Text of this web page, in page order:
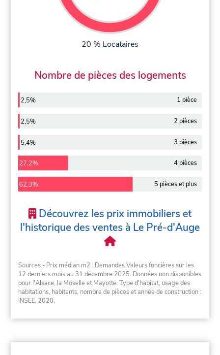
20 % Locataires
Nombre de pièces des logements
2,5% 1 pièce
2,5% 2 pièces
5,4% 3 pièces
27,2% 4 pièces
62,3% 5 pièces et plus
Découvrez les prix immobiliers et
l'historique des ventes à Le Pré-d'Auge
Sources - Prix médian m2 : Demandes Valeurs foncières sur les
12 derniers mois au 31 décembre 2025. Données non disponibles
pour l'Alsace, la Moselle et Mayotte. Type d'habitat, usage des
habitations, habitants, nombre de pièces et année de construction :
INSEE, 2020.